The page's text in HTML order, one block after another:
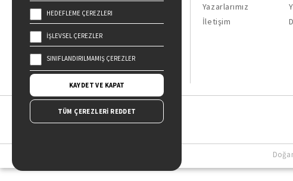
Doğan Kitap, bir Doğan Holding
kuruluşudur.
19 Mayıs Cad. Golden Plaza No:1 Kat:10
34360 / Şişli / İstanbul
Yazarlarımız
İletişim
HEDEFLEME ÇEREZLERI
İŞLEVSEL ÇEREZLER
SINIFLANDIRILMAMIŞ ÇEREZLER
KAYDET VE KAPAT
TÜM ÇEREZLERİ REDDET